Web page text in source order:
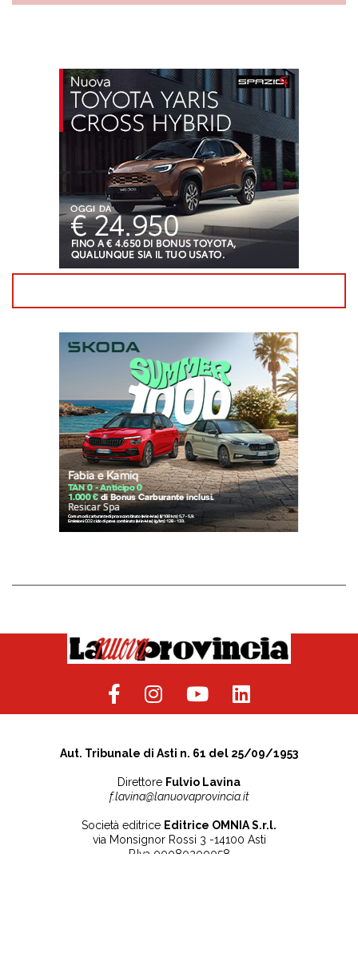
Aut. Tribunale di Asti n. 61 del 25/09/1953
Direttore Fulvio Lavina
f.lavina@lanuovaprovincia.it
Società editrice Editrice OMNIA S.r.l.
via Monsignor Rossi 3 -14100 Asti
P.Iva 00080200058